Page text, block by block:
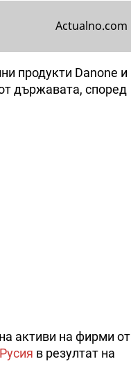
Actualno.com
продукти Danone и
държавата, според
активи на фирми от
Русия в резултат на